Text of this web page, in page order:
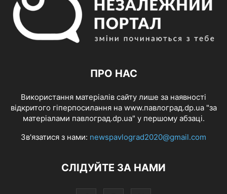
ПРО НАС
Використання матеріалів сайту лише за наявності
відкритого гіперпосилання на www.павлоград.dp.ua "за
матеріалами павлоград.dp.ua" у першому абзаці.
Зв'язатися з нами: newspavlograd2020@gmail.com
СЛІДУЙТЕ ЗА НАМИ